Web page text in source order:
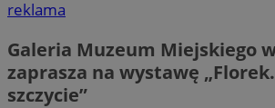
reklama
Galeria Muzeum Miejskiego
zaprasza na wystawę
szczycie”